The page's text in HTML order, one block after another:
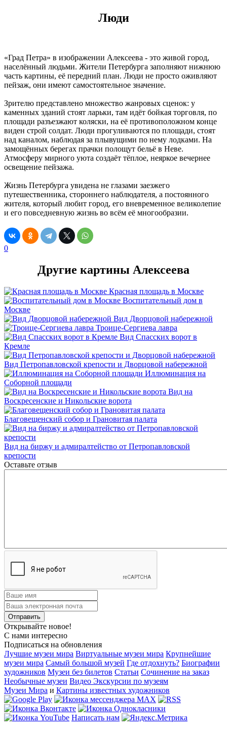
Люди
«Град Петра» в изображении Алексеева - это живой город,
населённый людьми. Жители Петербурга заполняют нижнюю
часть картины, её передний план. Люди не просто оживляют
пейзаж, они имеют самостоятельное значение.
Зрителю представлено множество жанровых сценок: у
каменных зданий стоят ларьки, там идёт бойкая торговля, по
площади разъезжают коляски, на её противоположном конце
виден строй солдат. Люди прогуливаются по площади, стоят
над каналом, наблюдая за плывущими по нему лодками. На
замощённых берегах прачки полощут бельё в Неве.
Атмосферу мирного уюта создаёт тёплое, неяркое вечернее
освещение пейзажа.
Жизнь Петербурга увидена не глазами заезжего
путешественника, стороннего наблюдателя, а постоянного
жителя, который любит город, его вневременное великолепие
и его повседневную жизнь во всём её многообразии.
0
Другие картины Алексеева
Красная площадь в Москве
Воспитательный дом в
Москве
Вид Дворцовой набережной
Троице-Сергиева лавра
Вид Спасских ворот в
Кремле
Вид Петропавловской крепости и Дворцовой набережной
Иллюминация на
Соборной площади
Вид на
Воскресенские и Никольские ворота
Благовещенский собор и Грановитая палата
Вид на биржу и адмиралтейство от Петропавловской
крепости
Оставьте отзыв
Открывайте новое!
С нами интересно
Подписаться на обновления
Лучшие музеи мира Виртуальные музеи мира Крупнейшие
музеи мира Самый большой музей Где отдохнуть? Биографии
художников Музеи без билетов Статьи Сочинение на заказ
Необычные музеи Видео Экскурсии по музеям
Музеи Мира и Картины известных художников
Написать нам